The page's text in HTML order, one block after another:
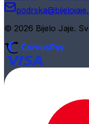
© 2026 Bijelo Jaje.